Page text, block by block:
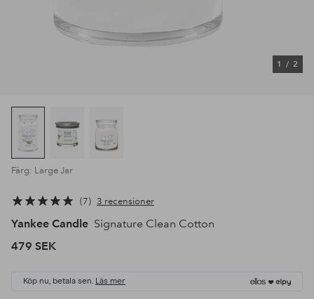
1 / 2
Färg: Large Jar
7 3 recensioner
Yankee Candle Signature Clean Cotton
479 SEK
Köp nu, betala sen. Läs mer